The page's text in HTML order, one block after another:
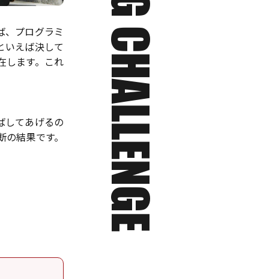
、プログラミ
いえば決して
します。これ
してあげるの
結果です。